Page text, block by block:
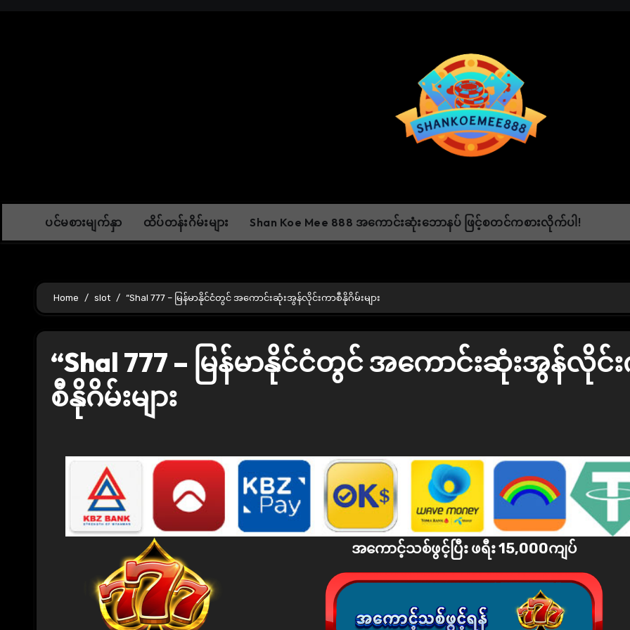
ပင်မစားမျက်နှာ ထိပ်တန်းဂိမ်းများ Shan Koe Mee 888 အကောင်းဆုံးဘောနပ် ဖြင့်စတင်ကစားလိုက်ပါ!
Home slot “Shal 777 – မြန်မာနိုင်ငံတွင် အကောင်းဆုံးအွန်လိုင်းကာစီနိုဂိမ်းများ
“Shal 777 – မြန်မာနိုင်ငံတွင် အကောင်းဆုံးအွန်လိုင်
စီနိုဂိမ်းများ
အကောင့်သစ်ဖွင့်ပြီး ဖရီး 15,000ကျပ်